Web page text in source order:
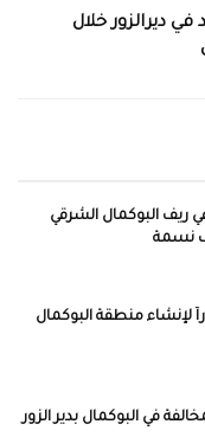
ديرالزور خلال
ريف البوكمال الشرقي
لإنشاء منطقة البوكمال